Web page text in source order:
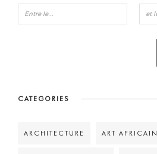
CATEGORIES
ARCHITECTURE ART AFRICAIN